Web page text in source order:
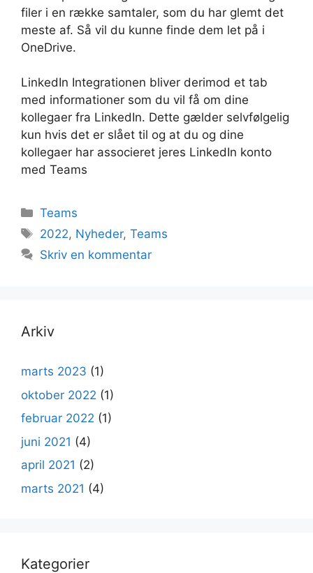
filer i en række samtaler, som du har glemt det
meste af. Så vil du kunne finde dem let på i
OneDrive.
LinkedIn Integrationen bliver derimod et tab
med informationer som du vil få om dine
kollegaer fra LinkedIn. Dette gælder selvfølgelig
kun hvis det er slået til og at du og dine
kollegaer har associeret jeres LinkedIn konto
med Teams
Kategorier
Teams
Tags
2022, Nyheder,Teams
Skriv en kommentar
Arkiv
marts 2023 (1)
oktober 2022 (1)
februar 2022 (1)
juni 2021 (4)
april 2021 (2)
marts 2021 (4)
Kategorier